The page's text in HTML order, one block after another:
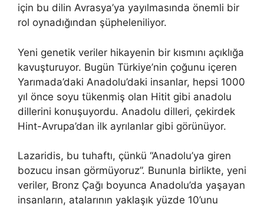
için bu dilin Avrasya’ya yayılmasında önemli bir
rol oynadığından şüpheleniliyor.
Yeni genetik veriler hikayenin bir kısmını açıklığa
kavuşturuyor. Bugün Türkiye’nin çoğunu içeren
Yarımada’daki Anadolu’daki insanlar, hepsi 1000
yıl önce soyu tükenmiş olan Hitit gibi anadolu
dillerini konuşuyordu. Anadolu dilleri, çekirdek
Hint-Avrupa’dan ilk ayrılanlar gibi görünüyor.
Lazaridis, bu tuhaftı, çünkü “Anadolu’ya giren
bozucu insan görmüyoruz”. Bununla birlikte, yeni
veriler, Bronz Çağı boyunca Anadolu’da yaşayan
insanların, atalarının yaklaşık yüzde 10’unu